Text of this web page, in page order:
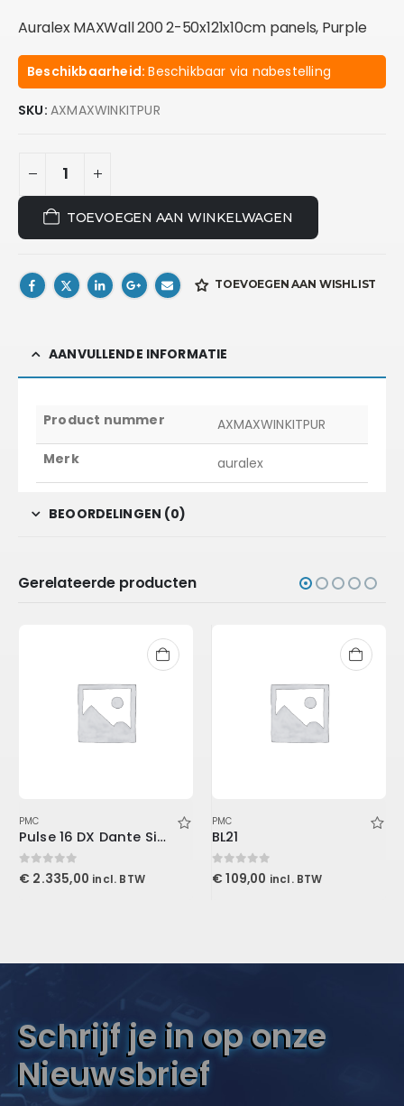
Auralex MAXWall 200 2-50x121x10cm panels, Purple
Beschikbaarheid:Beschikbaar via nabestelling
SKU: AXMAXWINKITPUR
TOEVOEGEN AAN WINKELWAGEN
TOEVOEGEN AAN WISHLIST
AANVULLENDE INFORMATIE
Product nummer
AXMAXWINKITPUR
Merk
auralex
BEOORDELINGEN (0)
Gerelateerde producten
PMC
Pulse 16 DX Dante Singlemode
0out of 5
€ 2.335,00 incl. BTW
PMC
BL21
0out of 5
€ 109,00 incl. BTW
Schrijf je in op onze
Nieuwsbrief